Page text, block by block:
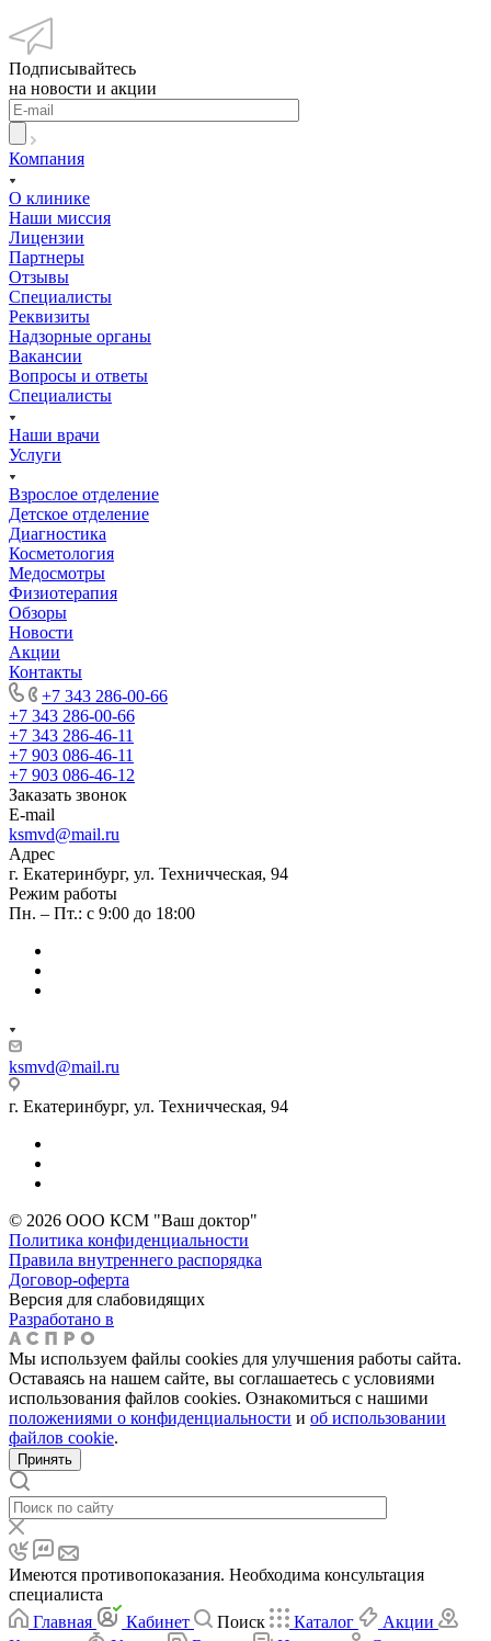
Подписывайтесь
на новости и акции
Компания
О клинике
Наши миссия
Лицензии
Партнеры
Отзывы
Специалисты
Реквизиты
Надзорные органы
Вакансии
Вопросы и ответы
Специалисты
Наши врачи
Услуги
Взрослое отделение
Детское отделение
Диагностика
Косметология
Медосмотры
Физиотерапия
Обзоры
Новости
Акции
Контакты
+7 343 286-00-66
+7 343 286-00-66
+7 343 286-46-11
+7 903 086-46-11
+7 903 086-46-12
Заказать звонок
E-mail
ksmvd@mail.ru
Адрес
г. Екатеринбург, ул. Техничческая, 94
Режим работы
Пн. – Пт.: с 9:00 до 18:00
ksmvd@mail.ru
г. Екатеринбург, ул. Техничческая, 94
© 2026 ООО КСМ "Ваш доктор"
Политика конфиденциальности
Правила внутреннего распорядка
Договор-оферта
Версия для слабовидящих
Разработано в
Мы используем файлы cookies для улучшения работы сайта.
Оставаясь на нашем сайте, вы соглашаетесь с условиями
использования файлов cookies. Ознакомиться с нашими
положениями о конфиденциальности и об использовании
файлов cookie.
Принять
Имеются противопоказания. Необходима консультация
специалиста
Главная
Кабинет Поиск Каталог
Акции